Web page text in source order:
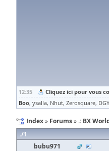
12:35 Cliquez ici pour vous
Boo ysalla Nhut Zerosquare DGY
Index Forums .: BX
1
bubu971